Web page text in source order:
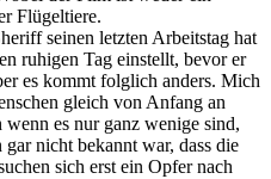
Flügeltiere.
seinen letzten Arbeitstag hat
ruhigen Tag einstellt, bevor er
es kommt folglich anders. Mich
gleich von Anfang an
es nur ganz wenige sind,
nicht bekannt war, dass die
sich erst ein Opfer nach